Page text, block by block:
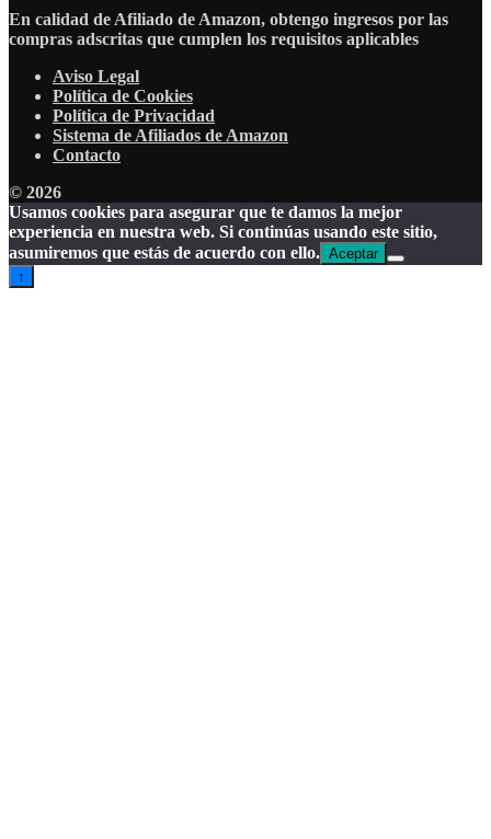
En calidad de Afiliado de Amazon, obtengo ingresos por las
compras adscritas que cumplen los requisitos aplicables
Aviso Legal
Política de Cookies
Política de Privacidad
Sistema de Afiliados de Amazon
Contacto
© 2026
Usamos cookies para asegurar que te damos la mejor
experiencia en nuestra web. Si continúas usando este sitio,
asumiremos que estás de acuerdo con ello. Aceptar
↑